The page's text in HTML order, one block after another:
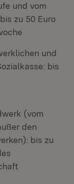
und vom
zu 50 Euro
und
bis
(vom
den
bis zu